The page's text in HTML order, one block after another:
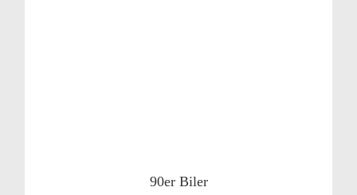
90er Biler